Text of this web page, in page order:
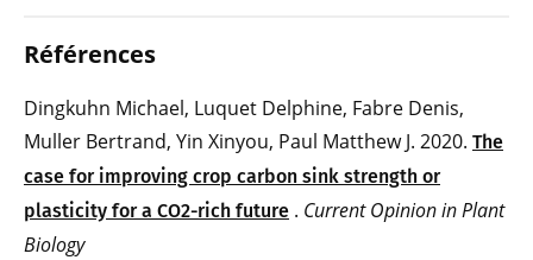
Références
Dingkuhn Michael, Luquet Delphine, Fabre Denis,
Muller Bertrand, Yin Xinyou, Paul Matthew J. 2020. The
case for improving crop carbon sink strength or
plasticity for a CO2-rich future . Current Opinion in Plant
Biology